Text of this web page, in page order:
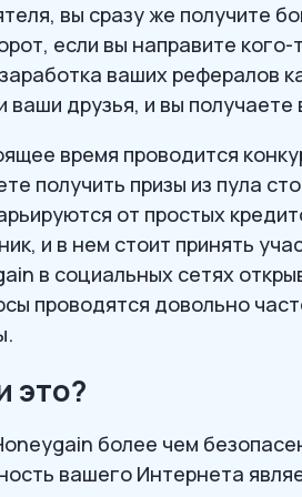
вы сразу же получите
если вы направите
ваших рефералов
ваши друзья, и вы
время проводится
получить призы из пула
от простых
и в нем стоит принять
в социальных сетях
проводятся довольно
это?
более чем
вашего Интернета